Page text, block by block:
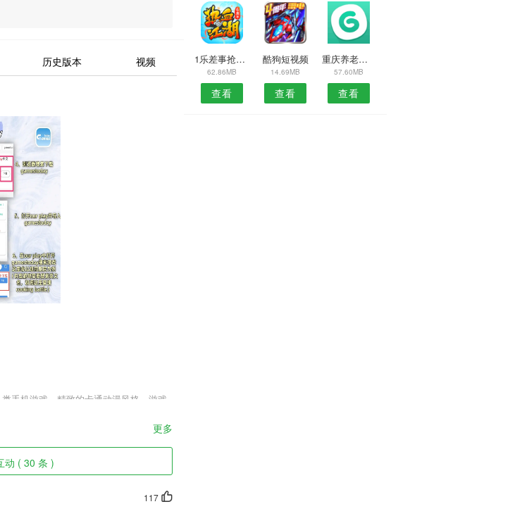
历史版本 视频
手机游戏，精致的卡通动漫风格，游戏
豫什么?喜欢这款潮爆英杰传安卓版v1.0.
更多
动 ( 30 条 )
117
1乐差事抢单APP
62.86MB
查看
酷狗短视频
14.69MB
查看
重庆养老网安卓版
57.60MB
查看